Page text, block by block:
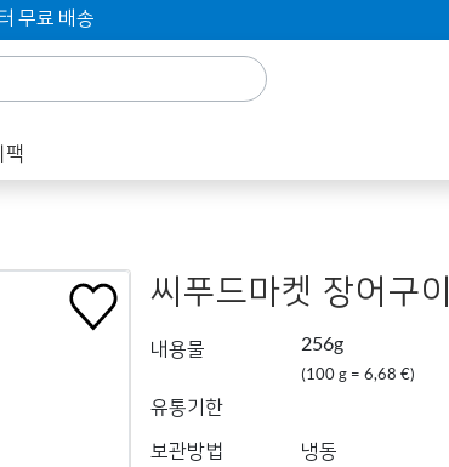
무료 배송
팩
씨푸드마켓 장어구이
내용물 256g
(100 g = 6,68 €)
유통기한
보관방법
냉동